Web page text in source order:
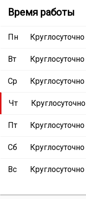
Время работы
Пн Круглосуточно
Вт Круглосуточно
Ср Круглосуточно
Чт Круглосуточно
Пт Круглосуточно
Сб Круглосуточно
Вс Круглосуточно